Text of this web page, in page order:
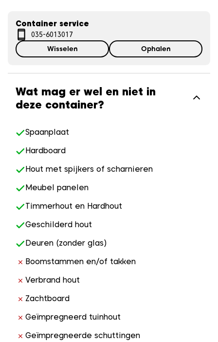
Container service
035-6013017
Wisselen
Ophalen
Wat mag er wel en niet in
deze container?
Spaanplaat
Hardboard
Hout met spijkers of scharnieren
Meubel panelen
Timmerhout en Hardhout
Geschilderd hout
Deuren (zonder glas)
Boomstammen en/of takken
Verbrand hout
Zachtboard
Geïmpregneerd tuinhout
Geïmpregneerde schuttingen